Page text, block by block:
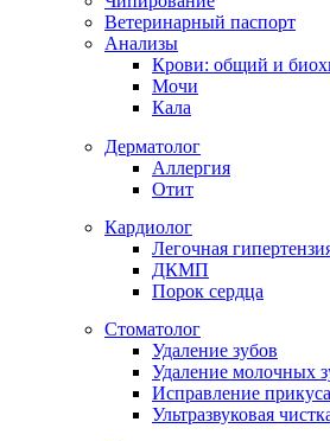
Ветеринарный паспорт
Анализы
Крови: общий и
Мочи
Кала
Дерматолог
Аллергия
Отит
Кардиолог
Легочная
ДКМП
Порок сердца
Стоматолог
Удаление зубов
Удаление молочных
Исправление прикуса
Ультразвуковая